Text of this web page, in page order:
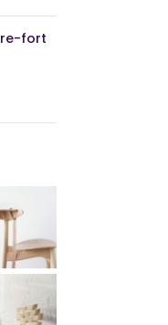
fort